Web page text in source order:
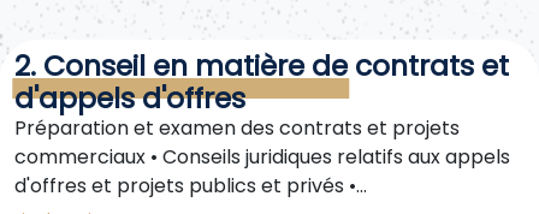
2. Conseil en matière de contrats et
d'appels d'offres
Préparation et examen des contrats et projets
commerciaux • Conseils juridiques relatifs aux appels
d'offres et projets publics et privés •